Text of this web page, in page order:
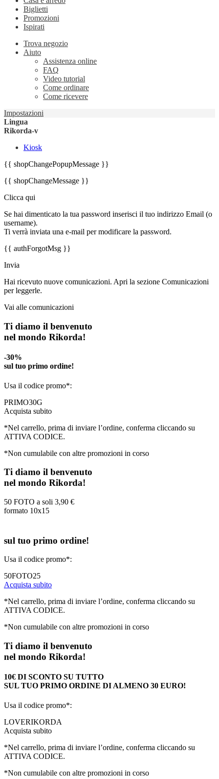
Biglietti
Promozioni
Ispirati
Trova negozio
Aiuto
Assistenza online
FAQ
Video tutorial
Come ordinare
Come ricevere
Impostazioni
Lingua
Rikorda-v
Kiosk
{{ shopChangePopupMessage }}
{{ shopChangeMessage }}
Clicca qui
Se hai dimenticato la tua password inserisci il tuo indirizzo Email (o
username).
Ti verrà inviata una e-mail per modificare la password.
{{ authForgotMsg }}
Invia
Hai ricevuto nuove comunicazioni. Apri la sezione Comunicazioni
per leggerle.
Vai alle comunicazioni
Ti diamo il benvenuto
nel mondo Rikorda!
-30%
sul tuo primo ordine!
Usa il codice promo*:
PRIMO30G
Acquista subito
*Nel carrello, prima di inviare l’ordine, conferma cliccando su
ATTIVA CODICE.
*Non cumulabile con altre promozioni in corso
Ti diamo il benvenuto
nel mondo Rikorda!
50 FOTO a soli 3,90 €
formato 10x15
sul tuo primo ordine!
Usa il codice promo*:
50FOTO25
Acquista subito
*Nel carrello, prima di inviare l’ordine, conferma cliccando su
ATTIVA CODICE.
*Non cumulabile con altre promozioni in corso
Ti diamo il benvenuto
nel mondo Rikorda!
10€ DI SCONTO SU TUTTO
SUL TUO PRIMO ORDINE DI ALMENO 30 EURO!
Usa il codice promo*:
LOVERIKORDA
Acquista subito
*Nel carrello, prima di inviare l’ordine, conferma cliccando su
ATTIVA CODICE.
*Non cumulabile con altre promozioni in corso